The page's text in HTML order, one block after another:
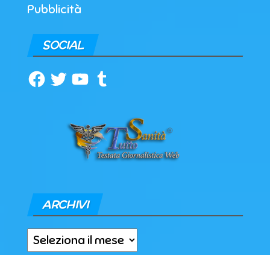
Pubblicità
SOCIAL
Facebook
TwitterYouTubeTumblr
ARCHIVI
Archivi